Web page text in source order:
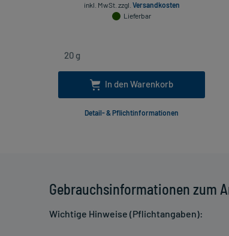
Gebrauchsinformationen zum
Wichtige Hinweise (Pflichtangaben):
inkl. MwSt. zzgl. Versandkosten
Lieferbar
In den Warenkorb
Detail- & Pflichtinformationen